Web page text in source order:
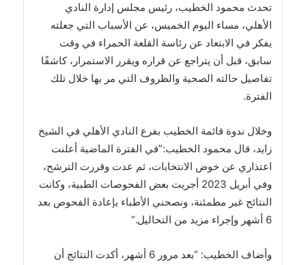
تحدث محمود الخطيب، رئيس مجلس إدارة النادي
الأهلي، مساء اليوم الخميس، عن الأسباب التي جعلته
يفكر في الابتعاد عن رئاسة القلعة الحمراء في وقت
سابق، قبل أن يتراجع عن قراره ويقرر الاستمرار، كاشفًا
تفاصيل حالته الصحية والظروف التي مر بها خلال تلك
الفترة.
وخلال ندوة قائمة الخطيب بفرع النادي الأهلي في الشيخ
زايد، قال محمود الخطيب:”في الفترة الماضية أعلنت
اعتذاري عن خوض الانتخابات، ثم عدت وقررت الترشح،
وفي أبريل 2023 أجريت بعض الفحوصات الطبية، وكانت
النتائج غير مطمئنة، ونصحني الأطباء بإعادة الفحوص بعد
6 أشهر وإجراء مزيد من التحاليل.”
وأضاف الخطيب: “بعد مرور 6 أشهر، أكدت النتائج أن